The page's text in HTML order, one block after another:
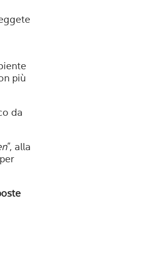
più
da
”, alla